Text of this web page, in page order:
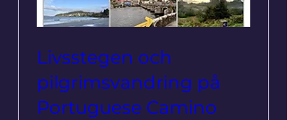
Livsstegen och
pilgrimsvandring på
Portuguese Camino